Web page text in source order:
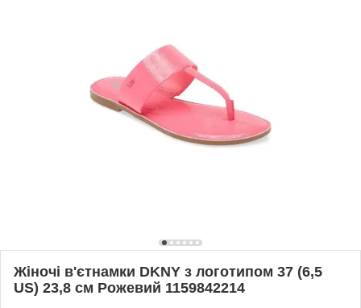
Жіночі в'єтнамки DKNY з логотипом 37 (6,5
US) 23,8 см Рожевий 1159842214